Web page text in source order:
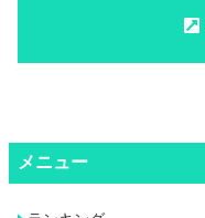
メニュー